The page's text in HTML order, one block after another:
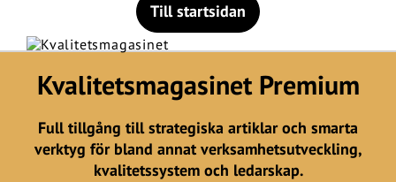
Till startsidan
Kvalitetsmagasinet Premium
Full tillgång till strategiska artiklar och smarta
verktyg för bland annat verksamhetsutveckling,
kvalitetssystem och ledarskap.